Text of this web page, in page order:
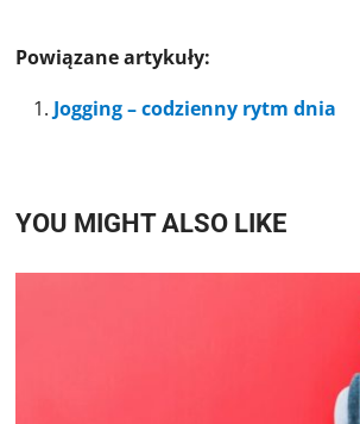
Powiązane artykuły:
Jogging – codzienny rytm dnia
YOU MIGHT ALSO LIKE